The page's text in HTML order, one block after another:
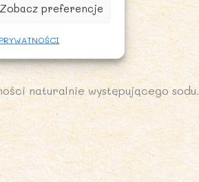
Zobacz preferencje
naturalnie występującego sodu.